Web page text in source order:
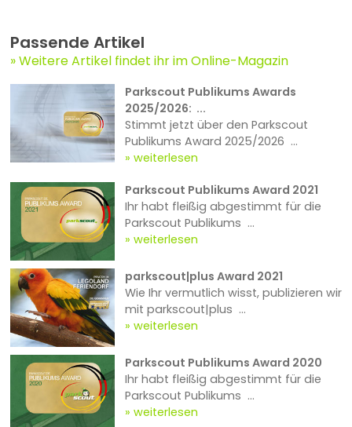
Passende Artikel
Weitere Artikel findet ihr im Online-Magazin
Parkscout Publikums Awards
2025/2026: ...
Stimmt jetzt über den Parkscout
Publikums Award 2025/2026 ...
weiterlesen
Parkscout Publikums Award 2021
Ihr habt fleißig abgestimmt für die
Parkscout Publikums ...
weiterlesen
parkscout|plus Award 2021
Wie Ihr vermutlich wisst, publizieren wir
mit parkscout|plus ...
weiterlesen
Parkscout Publikums Award 2020
Ihr habt fleißig abgestimmt für die
Parkscout Publikums ...
weiterlesen